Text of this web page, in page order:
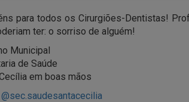
para todos os Cirurgiões-Dentistas!
ter: o sorriso de alguém!
Municipal
de Saúde
em boas mãos
@sec.saudesantacecilia